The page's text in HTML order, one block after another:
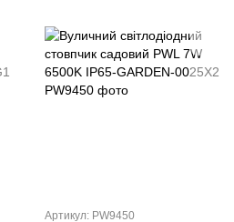
Артикул: PW9450